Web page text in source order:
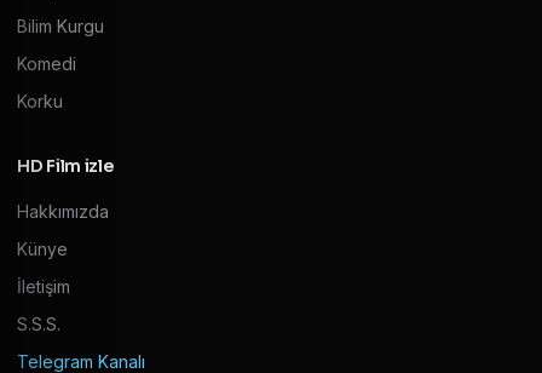
Bilim Kurgu
Komedi
Korku
HD Film izle
Hakkımızda
Künye
İletişim
S.S.S.
Telegram Kanalı